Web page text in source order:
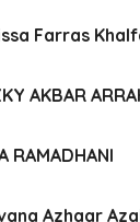
Farras
AKBAR
RAMADHANI
Azhaar